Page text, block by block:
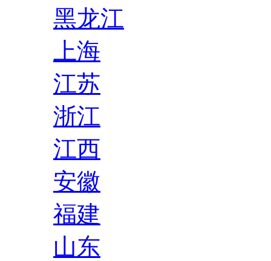
黑龙江
上海
江苏
浙江
江西
安徽
福建
山东